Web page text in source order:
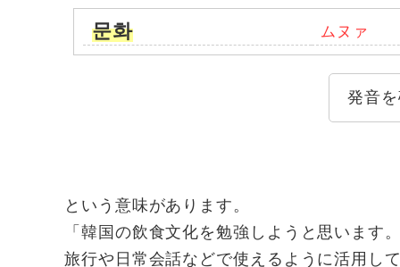
문화 ムヌァ
発音
という意味があります。
「韓国の飲食文化を勉強しようと思いま
旅行や日常会話などで使えるように活用し